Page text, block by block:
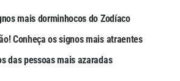
mais dorminhocos do Zodíaco
Conheça os signos mais atraentes
das pessoas mais azaradas